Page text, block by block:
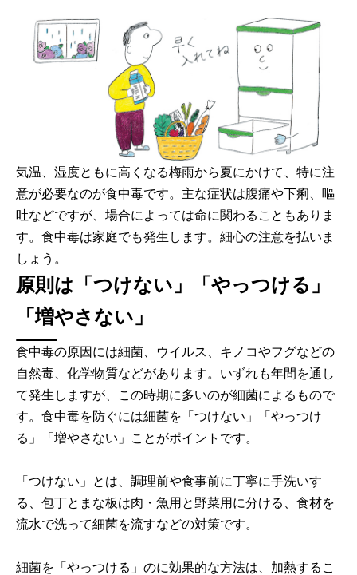
気温、湿度ともに高くなる梅雨から夏にかけて、特に注
意が必要なのが食中毒です。主な症状は腹痛や下痢、嘔
吐などですが、場合によっては命に関わることもありま
す。食中毒は家庭でも発生します。細心の注意を払いま
しょう。
原則は「つけない」「やっつける」
「増やさない」
食中毒の原因には細菌、ウイルス、キノコやフグなどの
自然毒、化学物質などがあります。いずれも年間を通し
て発生しますが、この時期に多いのが細菌によるもので
す。食中毒を防ぐには細菌を「つけない」「やっつけ
る」「増やさない」ことがポイントです。
「つけない」とは、調理前や食事前に丁寧に手洗いす
る、包丁とまな板は肉・魚用と野菜用に分ける、食材を
流水で洗って細菌を流すなどの対策です。
細菌を「やっつける」のに効果的な方法は、加熱するこ